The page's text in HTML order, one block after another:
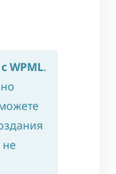
WPML.